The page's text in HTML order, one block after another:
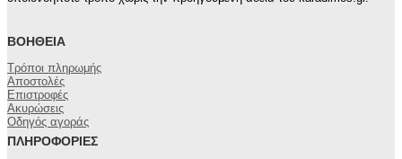
ΒΟΉΘΕΙΑ
Τρόποι πληρωμής
Αποστολές
Επιστροφές
Ακυρώσεις
Οδηγός αγοράς
ΠΛΗΡΟΦΟΡΊΕΣ